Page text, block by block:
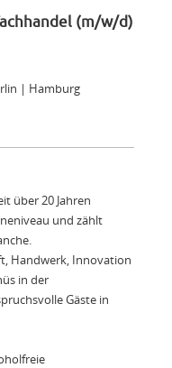
(m/w/d)
| Hamburg
über 20 Jahren
und zählt
Handwerk, Innovation
in der
Gäste in